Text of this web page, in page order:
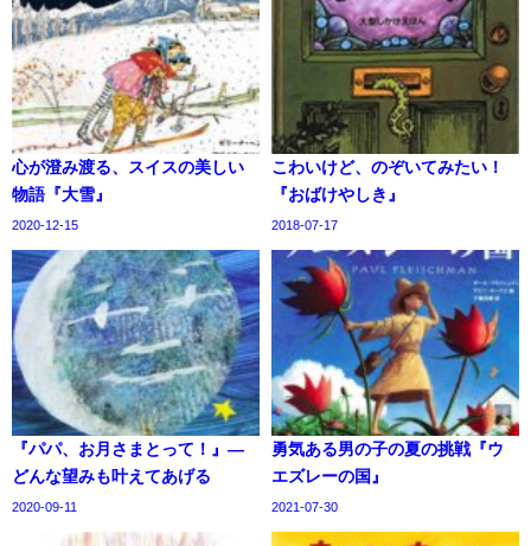
心が澄み渡る、スイスの美しい
物語『大雪』
2020-12-15
こわいけど、のぞいてみたい！
『おばけやしき』
2018-07-17
『パパ、お月さまとって！』―
どんな望みも叶えてあげる
2020-09-11
勇気ある男の子の夏の挑戦『ウ
エズレーの国』
2021-07-30